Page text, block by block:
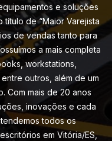
e soluções
título de “Maior Varejista
de vendas tanto para
a mais completa
workstations,
outros, além de um
Com mais de 20 anos
inovações e cada
todos os
em Vitória/ES,